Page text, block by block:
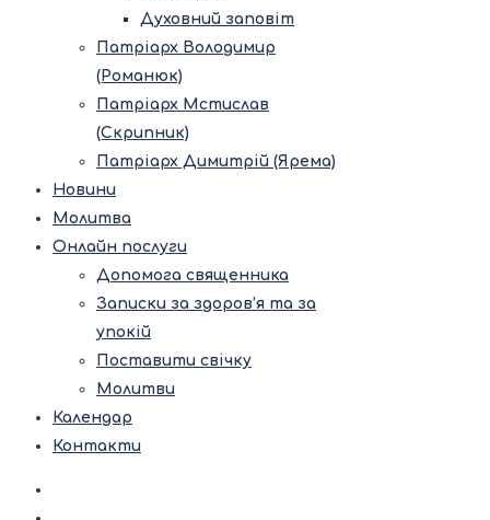
Духовний заповіт
Патріарх Володимир
(Романюк)
Патріарх Мстислав
(Скрипник)
Патріарх Димитрій (Ярема)
Новини
Молитва
Онлайн послуги
Допомога священника
Записки за здоров’я та за
упокій
Поставити свічку
Молитви
Календар
Контакти